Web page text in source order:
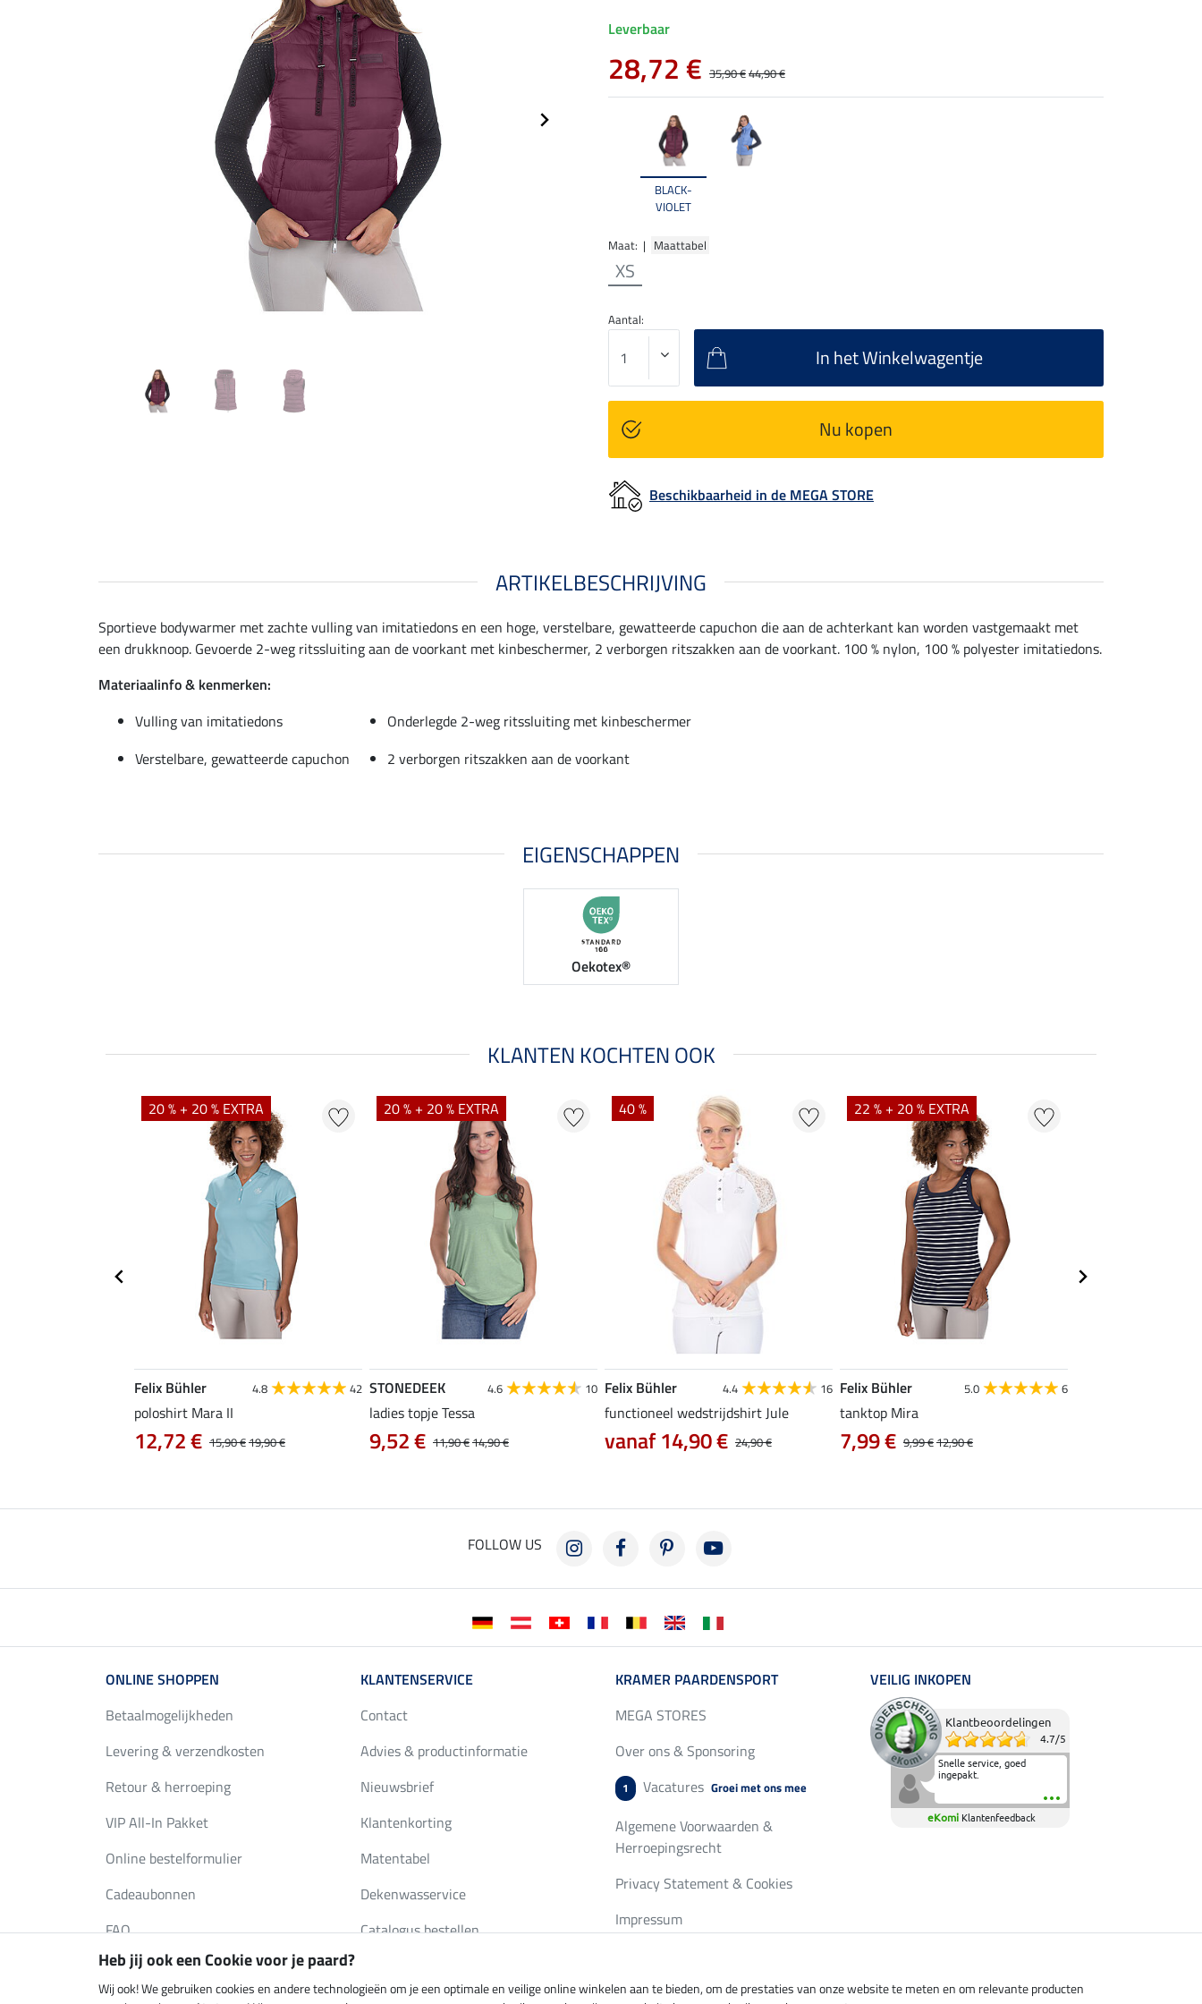
BLACK-
VIOLET
Maat: | Maattabel
XS
Leverbaar
28,72 € 35,90 €44,90 €
Aantal:
In het Winkelwagentje
Nu kopen
Beschikbaarheid in de MEGA STORE
ARTIKELBESCHRIJVING
Sportieve bodywarmer met zachte vulling van imitatiedons en een hoge, verstelbare, gewatteerde capuchon die aan de achterkant kan worden vastgemaakt met
een drukknoop. Gevoerde 2-weg ritssluiting aan de voorkant met kinbeschermer, 2 verborgen ritszakken aan de voorkant. 100 % nylon, 100 % polyester imitatiedons.
Materiaalinfo & kenmerken:
Vulling van imitatiedons
Onderlegde 2-weg ritssluiting met kinbeschermer
Verstelbare, gewatteerde capuchon
2 verborgen ritszakken aan de voorkant
EIGENSCHAPPEN
Oekotex®
KLANTEN KOCHTEN OOK
20 % + 20 % EXTRA
Felix Bühler 4.8 42
poloshirt Mara II
15,90 €19,90 €
12,72 €
20 % + 20 % EXTRA
STONEDEEK 4.6 10
ladies topje Tessa
11,90 €14,90 €
9,52 €
40 %
Felix Bühler 4.4 16
functioneel wedstrijdshirt Jule
24,90 €
vanaf 14,90 €
22 % + 20 % EXTRA
Felix Bühler 5.0 6
tanktop Mira
9,99 €12,90 €
7,99 €
FOLLOW US
ONLINE SHOPPEN
Betaalmogelijkheden
Levering & verzendkosten
Retour & herroeping
VIP All-In Pakket
Online bestelformulier
Cadeaubonnen
FAQ
KLANTENSERVICE
Contact
Advies & productinformatie
Nieuwsbrief
Klantenkorting
Matentabel
Dekenwasservice
Catalogus bestellen
KRAMER PAARDENSPORT
MEGA STORES
Over ons & Sponsoring
1 Vacatures Groei met ons mee
Algemene Voorwaarden &
Herroepingsrecht
Privacy Statement & Cookies
Impressum
VEILIG INKOPEN
Klantbeoordelingen
4.7/5
Snelle service, goed
ingepakt.
eKomi Klantenfeedback
Heb jij ook een Cookie voor je paard?
Wij ook! We gebruiken cookies en andere technologieën om je een optimale en veilige online winkelen aan te bieden, om de prestaties van onze website te meten en om relevante producten